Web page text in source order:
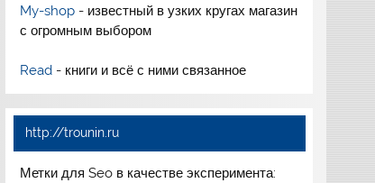
My-shop- известный в узких кругах магазин
с огромным выбором
Read- книги и всё с ними связанное
http://trounin.ru
Метки для Seo в качестве эксперимента: